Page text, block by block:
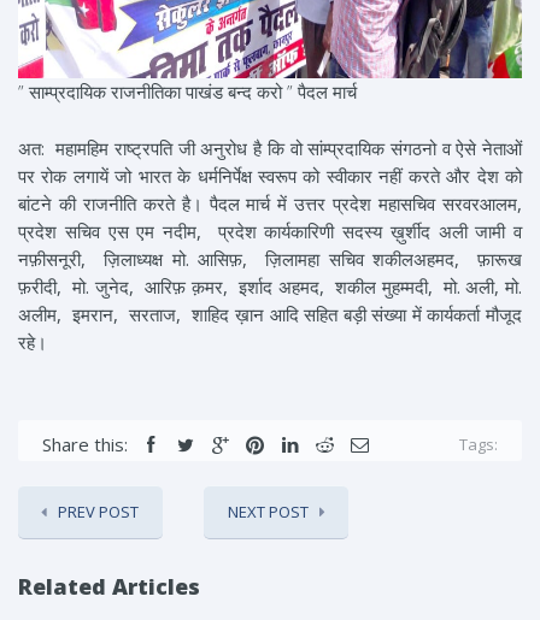
” साम्प्रदायिक राजनीतिका पाखंड बन्द करो ” पैदल मार्च
अत: महामहिम राष्ट्रपति जी अनुरोध है कि वो सांम्प्रदायिक संगठनो व ऐसे नेताओं
पर रोक लगायें जो भारत के धर्मनिर्पेक्ष स्वरूप को स्वीकार नहीं करते और देश को
बांटने की राजनीति करते है। पैदल मार्च में उत्तर प्रदेश महासचिव सरवरआलम,
प्रदेश सचिव एस एम नदीम, प्रदेश कार्यकारिणी सदस्य ख़ुर्शीद अली जामी व
नफ़ीसनूरी, ज़िलाध्यक्ष मो. आसिफ़, ज़िलामहा सचिव शकीलअहमद, फ़ारूख
फ़रीदी, मो. जुनेद, आरिफ़ क़मर, इर्शाद अहमद, शकील मुहम्मदी, मो. अली, मो.
अलीम, इमरान, सरताज, शाहिद ख़ान आदि सहित बड़ी संख्या में कार्यकर्ता मौजूद
रहे।
Share this: Tags:
PREV POST NEXT POST
Related Articles